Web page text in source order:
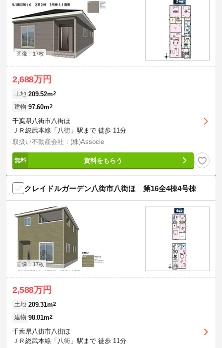
画像：17枚
2,688万円
土地 209.52m2
建物 97.60m2
千葉県八街市八街ほ
ＪＲ総武本線「八街」駅まで 徒歩 11分
取扱い不動産会社：(株)Associe
資料をもらう
クレイドルガーデン八街市八街ほ 第16全4棟4号棟
画像：17枚
2,588万円
土地 209.31m2
建物 98.01m2
千葉県八街市八街ほ
ＪＲ総武本線「八街」駅まで 徒歩 11分